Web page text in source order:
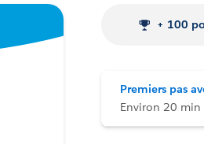
+ 100
Premiers pas
Environ 20 min